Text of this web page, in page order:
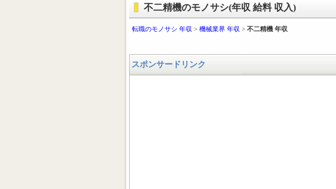
不二精機のモノサシ(年収 給料 収入)
転職のモノサシ 年収 > 機械業界 年収 > 不二精機 年収
スポンサードリンク